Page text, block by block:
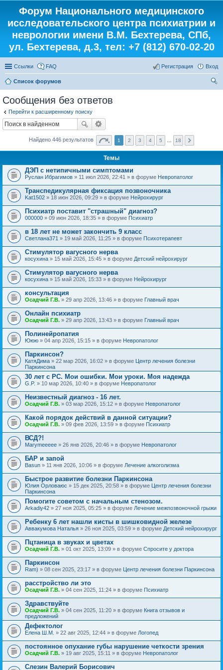
Форум Национального медицинского
исследовательского центра психиатрии и
неврологии имени В.М. Бехтерева, СПб,
ул. Бехтерева, д.3, тел: +7 (812) 670-02-20
Ссылки FAQ Вход
Регистрация
Список форумов
Сообщения без ответов
Перейти к расширенному поиску
Найдено 446 результатов 1 2 3 4 5 18
Темы
ДЭП с нетипичными симптомами
Руслан Ибрагимов » 11 июл 2026, 22:41 » в форуме Невропатолог
Транспедикулярная фиксация позвоночника
Kat1502 » 18 июн 2026, 09:29 » в форуме Нейрохирург
Психиатр поставит "страшный" диагноз?
000000 » 09 июн 2026, 18:35 » в форуме Психиатр
в 18 лет не может закончить 9 класс
Светлана371 » 19 май 2026, 11:25 » в форуме Психотерапевт
Стимулятор вагусного нерва
косухина » 15 май 2026, 15:45 » в форуме Детский нейрохирург
Стимулятор вагусного нерва
косухина » 15 май 2026, 15:33 » в форуме Нейрохирург
консультация
Осадчий Г.В. » 29 апр 2026, 13:46 » в форуме Главный врач
Онлайн психиатр
Осадчий Г.В. » 29 апр 2026, 13:43 » в форуме Главный врач
Полинейропатия
Ююю » 04 апр 2026, 15:15 » в форуме Невропатолог
Паркинсон?
КатяДима » 22 мар 2026, 16:02 » в форуме Центр лечения болезни
Паркинсона
30 лет с РС. Мои ошибки. Мои уроки. Моя надежда
G.P. » 10 мар 2026, 10:40 » в форуме Невропатолог
Неизвестный диагноз - 16 лет.
Осадчий Г.В. » 03 мар 2026, 15:12 » в форуме Невропатолог
Какой порядок действий в данной ситуации?
Осадчий Г.В. » 09 фев 2026, 13:59 » в форуме Психиатр
ВСД?!
Marymeeeee » 26 янв 2026, 20:46 » в форуме Невропатолог
БАР и запой
Basun » 11 янв 2026, 10:06 » в форуме Лечение алкоголизма
Быстрое развитие болезни Паркинсона
Юлия Орловаюс » 15 дек 2025, 20:58 » в форуме Центр лечения болезни
Паркинсона
Помогите советом с начальным стенозом.
Arkadiy42 » 27 ноя 2025, 05:25 » в форуме Лечение межпозвоночной грыжи
Ребенку 6 лет нашли кисты в шишковидной железе
Аввакумова Наталья » 26 ноя 2025, 03:59 » в форуме Детский нейрохирург
Пцтаница в звуках и цветах
Осадчий Г.В. » 01 окт 2025, 13:09 » в форуме Спросите у доктора
Паркинсон
Ram) » 08 сен 2025, 23:17 » в форуме Центр лечения болезни Паркинсона
расстройство ли это
Осадчий Г.В. » 04 сен 2025, 11:24 » в форуме Психиатр
Здравствуйте
Осадчий Г.В. » 04 сен 2025, 11:20 » в форуме Книга отзывов и
предложений
Дефектолог
Елена Ш.М. » 22 авг 2025, 12:44 » в форуме Логопед
постоянное опухание губы нарушение четкости зрения
Осадчий Г.В. » 19 авг 2025, 15:11 » в форуме Невропатолог
Слезин Валерий Борисович